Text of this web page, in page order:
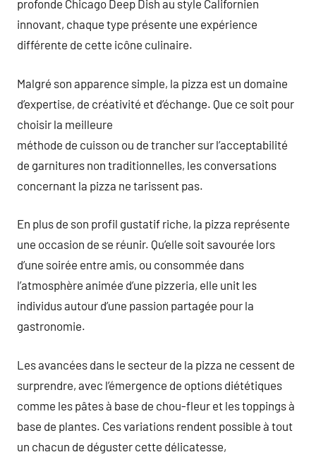
profonde Chicago Deep Dish au style Californien
innovant, chaque type présente une expérience
différente de cette icône culinaire.
Malgré son apparence simple, la pizza est un domaine
d’expertise, de créativité et d’échange. Que ce soit pour
choisir la meilleure
méthode de cuisson ou de trancher sur l’acceptabilité
de garnitures non traditionnelles, les conversations
concernant la pizza ne tarissent pas.
En plus de son profil gustatif riche, la pizza représente
une occasion de se réunir. Qu’elle soit savourée lors
d’une soirée entre amis, ou consommée dans
l’atmosphère animée d’une pizzeria, elle unit les
individus autour d’une passion partagée pour la
gastronomie.
Les avancées dans le secteur de la pizza ne cessent de
surprendre, avec l’émergence de options diététiques
comme les pâtes à base de chou-fleur et les toppings à
base de plantes. Ces variations rendent possible à tout
un chacun de déguster cette délicatesse,